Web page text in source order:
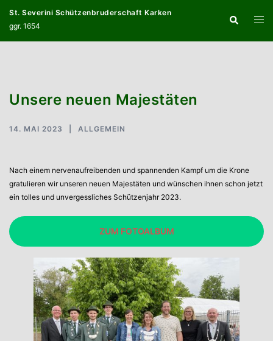
springen
St. Severini Schützenbruderschaft Karken
ggr. 1654
Suche
Menü
Unsere neuen Majestäten
14. MAI 2023 ALLGEMEIN
Nach einem nervenaufreibenden und spannenden Kampf um die Krone
gratulieren wir unseren neuen Majestäten und wünschen ihnen schon jetzt
ein tolles und unvergessliches Schützenjahr 2023.
ZUM FOTOALBUM